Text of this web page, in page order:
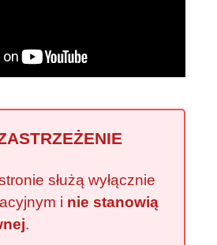
służą wyłącznie
i nie stanowią
.